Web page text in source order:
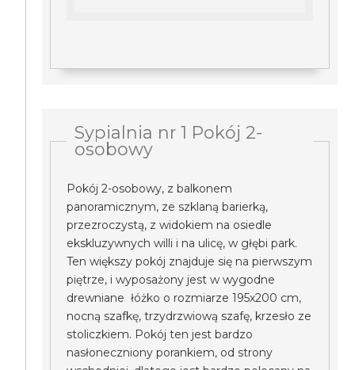
Sypialnia nr 1 Pokój 2-
osobowy
Pokój 2-osobowy, z balkonem
panoramicznym, ze szklaną barierką,
przezroczystą, z widokiem na osiedle
ekskluzywnych willi i na ulicę, w głębi park.
Ten większy pokój znajduje się na pierwszym
piętrze, i wyposażony jest w wygodne
drewniane łóżko o rozmiarze 195x200 cm,
nocną szafkę, trzydrzwiową szafę, krzesło ze
stoliczkiem. Pokój ten jest bardzo
nasłoneczniony porankiem, od strony